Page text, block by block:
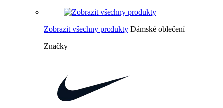
Zobrazit všechny produkty Dámské oblečení
Značky